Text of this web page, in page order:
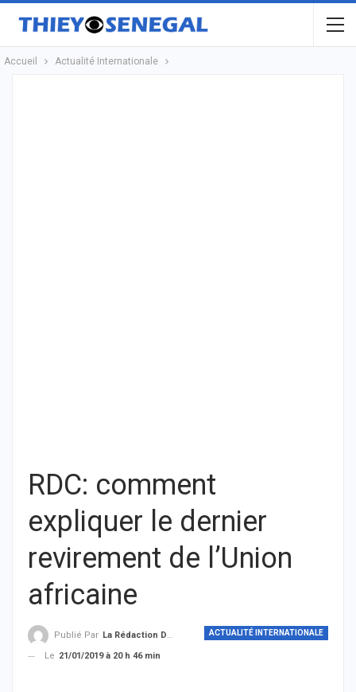
Accueil Actualité Internationale
RDC: comment
expliquer le dernier
revirement de l’Union
africaine
ACTUALITÉ INTERNATIONALE
Publié Par La Rédaction De THIEYSENEGAL.com
Le 21/01/2019 à 20 h 46 min